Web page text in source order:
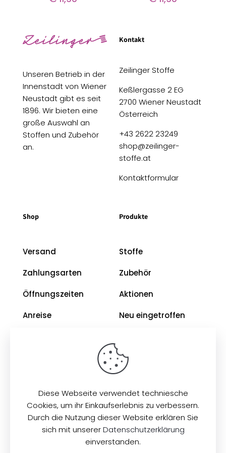
Unseren Betrieb in der
Innenstadt von Wiener
Neustadt gibt es seit
1896. Wir bieten eine
große Auswahl an
Stoffen und Zubehör
an.
Kontakt
Zeilinger Stoffe
Keßlergasse 2 EG
2700 Wiener Neustadt
Österreich
+43 2622 23249
shop@zeilinger-
stoffe.at
Kontaktformular
Shop
Versand
Zahlungsarten
Öffnungszeiten
Anreise
Datenschutz
Produkte
Stoffe
Zubehör
Aktionen
Neu eingetroffen
© 2026Zeilinger Stoffe . Alle Rechte vorbehalten.
Diese Webseite verwendet techniesche
Cookies, um ihr Einkaufserlebnis zu verbessern.
Durch die Nutzung dieser Website erklären Sie
sich mit unsererDatenschutzerklärung
einverstanden.